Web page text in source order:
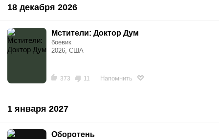
18 декабря 2026
Мстители: Доктор Дум
боевик
2026, США
373 11 Напомнить
1 января 2027
Оборотень